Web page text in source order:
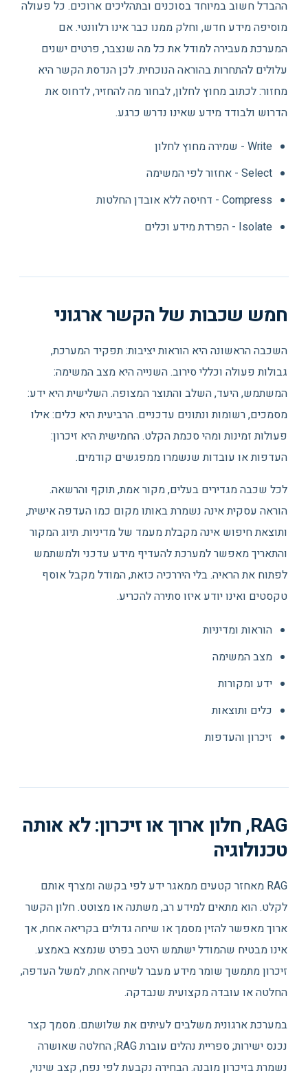
ההבדל חשוב במיוחד בסוכנים ובתהליכים ארוכים. כל פעולה
מוסיפה מידע חדש, וחלק ממנו כבר אינו רלוונטי. אם
המערכת מעבירה למודל את כל מה שנצבר, פרטים ישנים
עלולים להתחרות בהוראה הנוכחית. לכן הנדסת הקשר היא
מחזור: לכתוב מחוץ לחלון, לבחור מה להחזיר, לדחוס את
הדרוש ולבודד מידע שאינו נדרש כרגע.
Write - שמירה מחוץ לחלון
Select - אחזור לפי המשימה
Compress - דחיסה ללא אובדן החלטות
Isolate - הפרדת מידע וכלים
חמש שכבות של הקשר ארגוני
השכבה הראשונה היא הוראות יציבות: תפקיד המערכת,
גבולות פעולה וכללי סירוב. השנייה היא מצב המשימה:
המשתמש, היעד, השלב והתוצר המצופה. השלישית היא ידע:
מסמכים, רשומות ונתונים עדכניים. הרביעית היא כלים: אילו
פעולות זמינות ומהי סכמת הקלט. החמישית היא זיכרון:
העדפות או עובדות שנשמרו ממפגשים קודמים.
לכל שכבה מגדירים בעלים, מקור אמת, תוקף והרשאה.
הוראה עסקית אינה נשמרת באותו מקום כמו העדפה אישית,
ותוצאת חיפוש אינה מקבלת מעמד של מדיניות. תיוג המקור
והתאריך מאפשר למערכת להעדיף מידע עדכני ולמשתמש
לפתוח את הראיה. בלי היררכיה כזאת, המודל מקבל אוסף
טקסטים ואינו יודע איזו סתירה להכריע.
הוראות ומדיניות
מצב המשימה
ידע ומקורות
כלים ותוצאות
זיכרון והעדפות
RAG, חלון ארוך או זיכרון: לא אותה
טכנולוגיה
RAG מאחזר קטעים ממאגר ידע לפי בקשה ומצרף אותם
לקלט. הוא מתאים למידע רב, משתנה או מצוטט. חלון הקשר
ארוך מאפשר להזין מסמך או שיחה גדולים בקריאה אחת, אך
אינו מבטיח שהמודל ישתמש היטב בפרט שנמצא באמצע.
זיכרון מתמשך שומר מידע מעבר לשיחה אחת, למשל העדפה,
החלטה או עובדה מקצועית שנבדקה.
במערכת ארגונית משלבים לעיתים את שלושתם. מסמך קצר
נכנס ישירות; ספריית נהלים עוברת RAG; החלטה שאושרה
נשמרת בזיכרון מובנה. הבחירה נקבעת לפי נפח, קצב שינוי,